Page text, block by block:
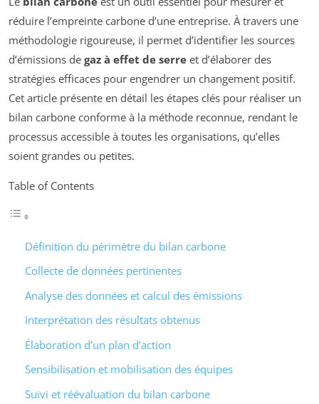
réduire l’empreinte carbone d’une entreprise. À travers une
méthodologie rigoureuse, il permet d’identifier les sources
d’émissions de gaz à effet de serre et d’élaborer des
stratégies efficaces pour engendrer un changement positif.
Cet article présente en détail les étapes clés pour réaliser un
bilan carbone conforme à la méthode reconnue, rendant le
processus accessible à toutes les organisations, qu’elles
soient grandes ou petites.
Table of Contents
Définition du périmètre du bilan carbone
Collecte de données pertinentes
Analyse des données et calcul des émissions
Interprétation des résultats obtenus
Élaboration d’un plan d’action
Sensibilisation et mobilisation des équipes
Suivi et réévaluation du bilan carbone